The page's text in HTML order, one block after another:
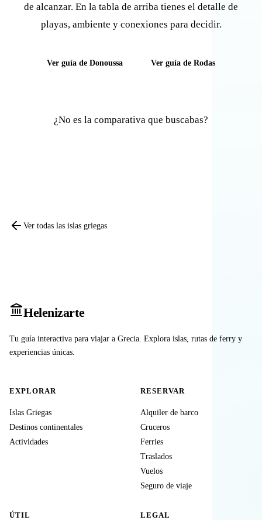
de alcanzar. En la tabla de arriba tienes el detalle de
playas, ambiente y conexiones para decidir.
Ver guía de Donoussa Ver guía de Rodas
¿No es la comparativa que buscabas?
Ver todas las islas griegas
Helenizarte
Tu guía interactiva para viajar a Grecia. Explora islas, rutas de ferry y
experiencias únicas.
EXPLORAR
Islas Griegas
Destinos continentales
Actividades
RESERVAR
Alquiler de barco
Cruceros
Ferries
Traslados
Vuelos
Seguro de viaje
ÚTIL LEGAL